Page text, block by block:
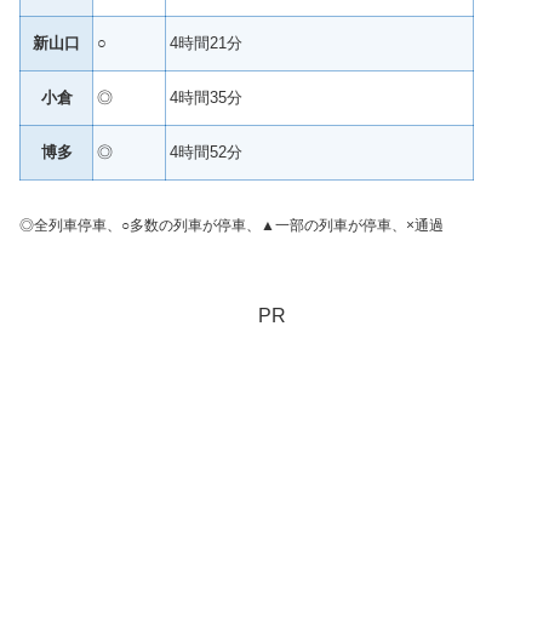
新山口 ○ 4時間21分
小倉 ◎ 4時間35分
博多 ◎ 4時間52分
◎全列車停車、○多数の列車が停車、▲一部の列車が停車、×通過
PR